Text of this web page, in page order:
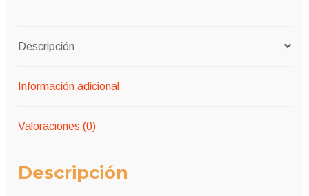
Descripción
Información adicional
Valoraciones (0)
Descripción